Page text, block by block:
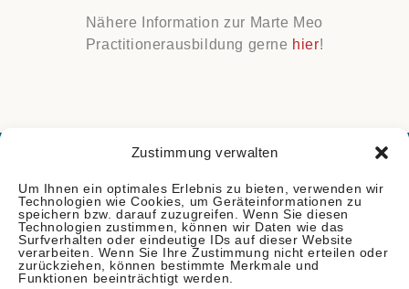
Zustimmung verwalten
Um Ihnen ein optimales Erlebnis zu bieten, verwenden wir
Technologien wie Cookies, um Geräteinformationen zu
speichern bzw. darauf zuzugreifen. Wenn Sie diesen
Technologien zustimmen, können wir Daten wie das
Surfverhalten oder eindeutige IDs auf dieser Website
verarbeiten. Wenn Sie Ihre Zustimmung nicht erteilen oder
zurückziehen, können bestimmte Merkmale und
Funktionen beeinträchtigt werden.
Nähere Information zur Marte Meo
Practitionerausbildung gerne hier!
To
marte meo miteinander OG
Birgit Steininger & Martina Haring
0660 764 87 19 | 0664 542 12 17
office@martemeomiteinander.at